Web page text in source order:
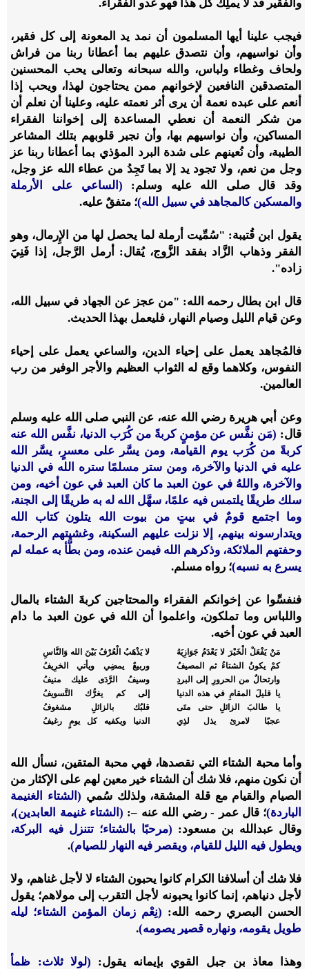
والفقير قد لا يملِك كل هذا فهو عدو الفقراء.
فيجب علينا أيها المسلمون أن نمد يد المعونة إلى كل فقير،
وأن نواسيهم، وأن نتصدق عليهم بما أعطانا ربنا من فراش
ولحاف وغطاء ولباس، والله سبحانه وتعالى يحب المحسنين
المتصدقين النافعين لإخوانهم ممن يحتاجون لهذا، ويحب إذا
أنعم على عبده نعمة أن يرى أثر نعمته عليه، وعلينا أن نعلم أن
من شكر النعمة أن نعطي المساعدة إلى إخواننا الفقراء
المساكين، وأن نواسيهم بها، وأن نجبر قلوبهم بتلك المشاعر
الطيبة، وأن نُعينهم على شدة البرد المؤذي بما أعطانا ربنا عز
وجل من نعم، ولا تجود يد إلا بما تَجِدُ من عطاء الله عز وجل،
وقد قال صلى الله عليه وسلم: (الساعي على الأرملة
والمسكين كالمجاهد في سبيل الله)؛ متفقٌ عليه.
يقول ابن قُتيبة: "سُمِّيت أرملة لما يحصل لها من الإِرمال، وهو
الفقر وذهاب الزَّاد بفقد الزَّوج، يُقال: أرمل الرَّجل، إذا فَنِيَ
زاده".
قال ابن بطال رحمه الله: "من عجز عن الجهاد في سبيل الله،
وعن قيام الليل وصيام النهار، فليعمل بهذا الحديث.
فالمُجاهد يعمل على إحياء الدين، والساعي يعمل على إحياء
النفوس، وكلاهما وقع له الثواب العظيم والأجر الوفير من رب
العالمين.
وعن أبي هريرة رضي الله عنه، عن النبي صلى الله عليه وسلم
قال: (مَن نفَّس عن مؤمنٍ كربةً من كُرَب الدنيا، نفَّس الله عنه
كربةً من كُرَب يوم القيامة، ومن يسَّر على معسرٍ، يسَّر الله
عليه في الدنيا والآخرة، ومن ستر مسلمًا ستره الله في الدنيا
والآخرة، واللهُ في عون العبد ما كان العبد في عون أخيه، ومن
سلك طريقًا يلتمس فيه علمًا، سهَّل الله له به طريقًا إلى الجنة،
وما اجتمع قومٌ في بيتٍ من بيوت الله يتلون كتاب الله
ويتدارسونه بينهم، إلا نزلت عليهم السكينة، وغشيتهم الرحمة،
وحفتهم الملائكة، وذكرهم الله فيمن عنده، ومن بطَّأ به عمله لم
يسرع به نسبه)؛ رواه مسلم.
فنفسِّوا عن إخوانكم الفقراء والمحتاجين كربةَ الشتاء بالمال
واللباس وما تملكون، واعلموا أن الله في عون العبد ما دام
العبد في عون أخيه.
مَنْ يَفْعَلْ الْخَيْرَ لا يَعْدَمُ جَوَازِيَهُ
لا يَذْهَبُ الْعُرْفُ بَيْنَ الله وَالنَّاسِ
كمْ يكونُ الشتاءُ ثم المصيفُ
وربيعٌ يمضِي ويأتي الخرِيفُ
وارتحالٌ من الحرورِ إلى البردِ
وسيفُ الرَّدَى عليك منيفُ
يا قليلَ المقامِ في هذه الدنيا
إلى كم يغرُّك التَّسويفُ
يا طالبَ الزائلِ حتى متَى
قلبُك بالزائلِ مشغوفُ
عجبًا لامرئ يذل لذِي
الدنيا ويكفيه كل يومٍ رغيفُ
وأما محبة الشتاء التي نقصدها، فهي محبة المتقين، نسأل الله
أن نكون منهم، فلا شك أن الشتاء خير معين لهم على الإكثار من
الصيام والقيام مع قلة المشقة، ولذلك سُمي (الشتاء الغنيمة
الباردة)؛ قال عمر - رضي الله عنه –: (الشتاء غنيمة العابدين)،
وقال عبدالله بن مسعود: (مرحبًا بالشتاء؛ تتنزل فيه البركة،
ويطول فيه الليل للقيام، ويقصر فيه النهار للصيام).
فلا شك أن أسلافنا الكرام كانوا يحبون الشتاء لا لأجل غناهم، ولا
لأجل دنياهم، إنما كانوا يحبونه لأجل التقرب إلى مولاهم؛ يقول
الحسن البصري رحمه الله: (نِعْم زمان المؤمن الشتاء؛ ليله
طويل يقومه، ونهاره قصير يصومه).
وهذا معاذ بن جبل القوي بإيمانه يقول: (لولا ثلاث: ظمأ